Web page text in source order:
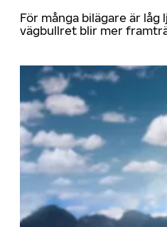
För många bilägare är
vägbullret blir mer